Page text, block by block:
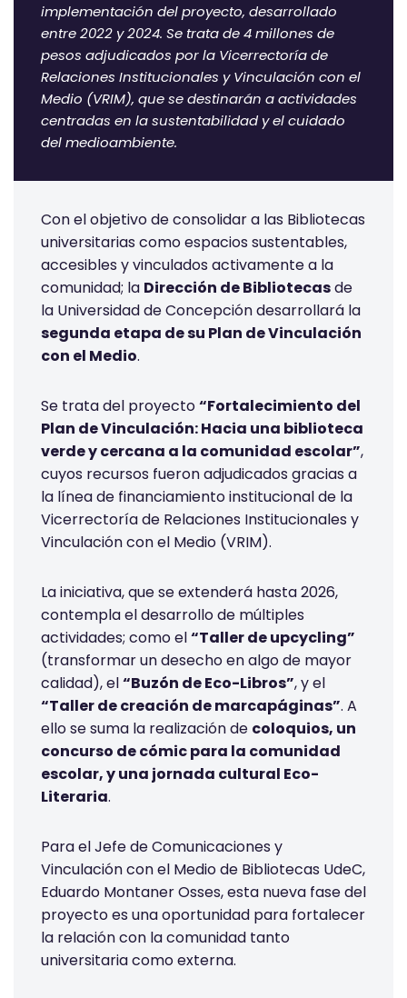
implementación del proyecto, desarrollado
entre 2022 y 2024. Se trata de 4 millones de
pesos adjudicados por la Vicerrectoría de
Relaciones Institucionales y Vinculación con el
Medio (VRIM), que se destinarán a actividades
centradas en la sustentabilidad y el cuidado
del medioambiente.
Con el objetivo de consolidar a las Bibliotecas
universitarias como espacios sustentables,
accesibles y vinculados activamente a la
comunidad; la Dirección de Bibliotecasde
la Universidad de Concepción desarrollará la
segunda etapa de su Plan de Vinculación
con el Medio.
Se trata del proyecto“Fortalecimiento del
Plan de Vinculación: Hacia una biblioteca
verde y cercana a la comunidad escolar”,
cuyos recursos fueron adjudicados gracias a
la línea de financiamiento institucional de la
Vicerrectoría de Relaciones Institucionales y
Vinculación con el Medio (VRIM).
La iniciativa, que se extenderá hasta 2026,
contempla el desarrollo de múltiples
actividades; como el“Taller de upcycling”
(transformar un desecho en algo de mayor
calidad), el“Buzón de Eco-Libros”, y el
“Taller de creación de marcapáginas”. A
ello se suma la realización de coloquios, un
concurso de cómic para la comunidad
escolar, y una jornada cultural Eco-
Literaria.
Para el Jefe de Comunicaciones y
Vinculación con el Medio de Bibliotecas UdeC,
Eduardo Montaner Osses, esta nueva fase del
proyecto es una oportunidad para fortalecer
la relación con la comunidad tanto
universitaria como externa.